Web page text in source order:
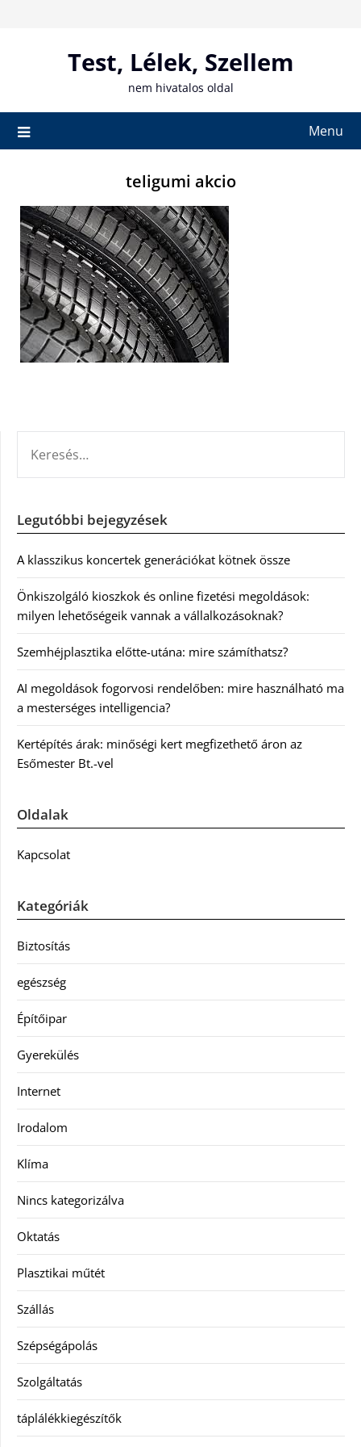
Test, Lélek, Szellem
nem hivatalos oldal
Menu
teligumi akcio
Legutóbbi bejegyzések
A klasszikus koncertek generációkat kötnek össze
Önkiszolgáló kioszkok és online fizetési megoldások:
milyen lehetőségeik vannak a vállalkozásoknak?
Szemhéjplasztika előtte-utána: mire számíthatsz?
AI megoldások fogorvosi rendelőben: mire használható ma
a mesterséges intelligencia?
Kertépítés árak: minőségi kert megfizethető áron az
Esőmester Bt.-vel
Oldalak
Kapcsolat
Kategóriák
Biztosítás
egészség
Építőipar
Gyerekülés
Internet
Irodalom
Klíma
Nincs kategorizálva
Oktatás
Plasztikai műtét
Szállás
Szépségápolás
Szolgáltatás
táplálékkiegészítők